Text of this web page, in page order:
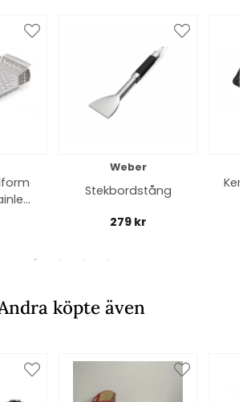
Weber
Stekbordstång
279 kr
köpte även